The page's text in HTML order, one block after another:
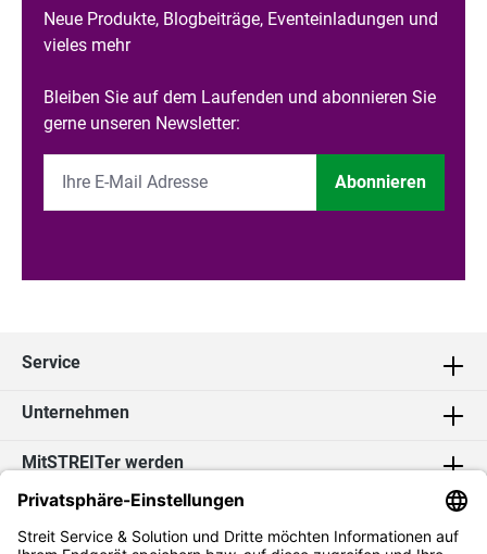
Neue Produkte, Blogbeiträge, Eventeinladungen und
vieles mehr
Bleiben Sie auf dem Laufenden und abonnieren Sie
gerne unseren Newsletter:
Abonnieren
Service
Unternehmen
MitSTREITer werden
Kontakt